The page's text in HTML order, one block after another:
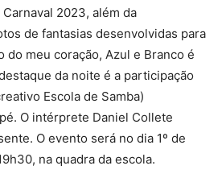
2023, além da
de fantasias desenvolvidas para
do meu coração, Azul e Branco é
da noite é a participação
Escola de Samba)
O intérprete Daniel Collete
O evento será no dia 1º de
na quadra da escola.